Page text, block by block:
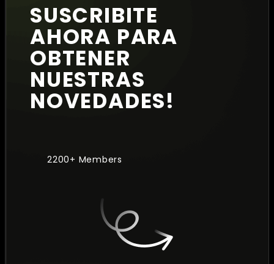
SUSCRIBITE
AHORA PARA
OBTENER
NUESTRAS
NOVEDADES!
2200+ Members